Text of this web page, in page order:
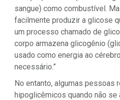
sangue) como combustível.
facilmente produzir a glicose
um processo chamado de
corpo armazena glicogênio
usado como energia ao
necessário.”
No entanto, algumas pessoas
hipoglicêmicos quando não se